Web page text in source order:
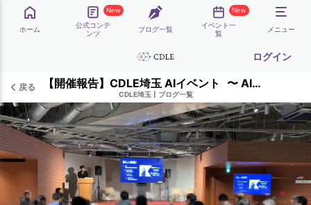
ホーム
New
公式コンテ
ンツ
ブログ一覧
New
イベント一
覧
メニュー
ログイン
戻る 【開催報告】CDLE埼玉 AIイベント 〜 AIコミュニティがつなぐ、新しい挑戦のかたち 〜 2025年12月18日／渋沢MIX
CDLE埼玉 ブログ一覧